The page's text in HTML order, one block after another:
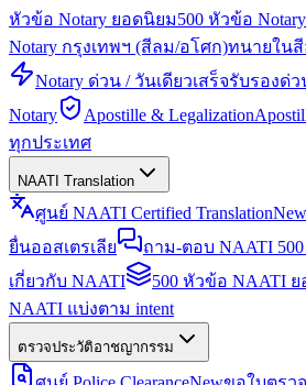
หัวข้อ Notary ยอดนิยม500 หัวข้อ
Notary กรุงเทพฯ (สีลม/อโศก)ทนายใน
Notary ด่วน / วันเดียวเสร็จรับรองด่ว
Notary
Apostille & Legalization
ทุกประเทศ
NAATI Translation
ศูนย์ NAATI Certified TranslationNew
ยื่นออสเตรเลีย
ถาม-ตอบ NAATI
เกี่ยวกับ NAATI
500 หัวข้อ NAATI
NAATI แบ่งตาม intent
ตรวจประวัติอาชญากรรม